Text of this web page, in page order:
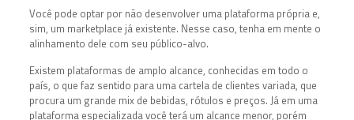
Você pode optar por não desenvolver uma plataforma própria e,
sim, um marketplace já existente. Nesse caso, tenha em mente o
alinhamento dele com seu público-alvo.
Existem plataformas de amplo alcance, conhecidas em todo o
país, o que faz sentido para uma cartela de clientes variada, que
procura um grande mix de bebidas, rótulos e preços. Já em uma
plataforma especializada você terá um alcance menor, porém